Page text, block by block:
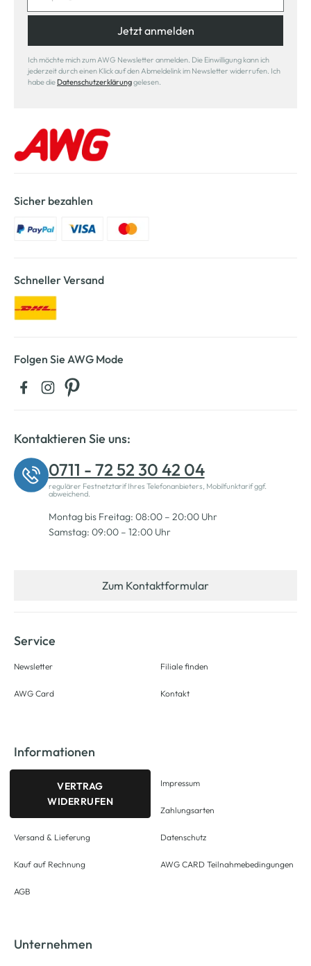
Jetzt anmelden
Ich möchte mich zum AWG Newsletter anmelden. Die Einwilligung kann ich
jederzeit durch einen Klick auf den Abmeldelink im Newsletter widerrufen. Ich
habe die Datenschutzerklärunggelesen.
Sicher bezahlen
Schneller Versand
Folgen Sie AWG Mode
Kontaktieren Sie uns:
0711 - 72 52 30 42 04
regulärer Festnetztarif Ihres Telefonanbieters, Mobilfunktarif ggf.
abweichend.
Montag bis Freitag: 08:00 – 20:00 Uhr
Samstag: 09:00 – 12:00 Uhr
Zum Kontaktformular
Service
Newsletter
AWG Card
Filiale finden
Kontakt
Informationen
VERTRAG
WIDERRUFEN
Versand & Lieferung
Kauf auf Rechnung
AGB
Impressum
Zahlungsarten
Datenschutz
AWG CARD Teilnahmebedingungen
Unternehmen